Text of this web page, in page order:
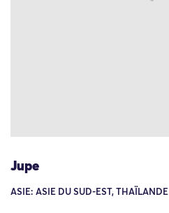
Jupe
ASIE: ASIE DU SUD-EST, THAÏLANDE